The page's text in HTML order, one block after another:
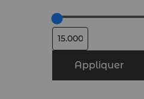
Appliquer